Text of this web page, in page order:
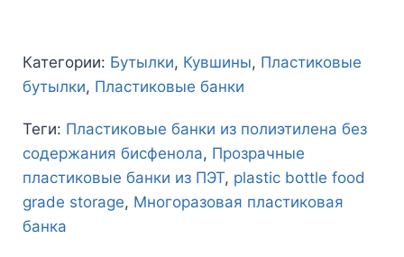
Категории: Бутылки, Кувшины, Пластиковые
бутылки, Пластиковые банки
Теги: Пластиковые банки из полиэтилена без
содержания бисфенола, Прозрачные
пластиковые банки из ПЭТ, plastic bottle food
grade storage, Многоразовая пластиковая
банка